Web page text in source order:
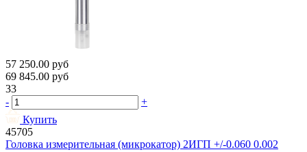
57 250.00 руб
69 845.00 руб
33
-
+
Купить
45705
Головка измерительная (микрокатор) 2ИГП +/-0.060 0.002